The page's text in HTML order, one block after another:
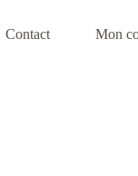
Contact Mon